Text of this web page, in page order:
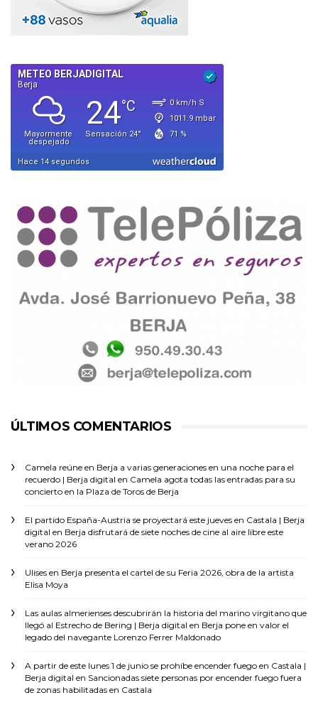
ÚLTIMOS COMENTARIOS
Camela reúne en Berja a varias generaciones en una noche para el
recuerdo | Berja digital en Camela agota todas las entradas para su
concierto en la Plaza de Toros de Berja
El partido España-Austria se proyectará este jueves en Castala | Berja
digital en Berja disfrutará de siete noches de cine al aire libre este
verano 2026
Ulises en Berja presenta el cartel de su Feria 2026, obra de la artista
Elisa Moya
Las aulas almerienses descubrirán la historia del marino virgitano que
llegó al Estrecho de Bering | Berja digital en Berja pone en valor el
legado del navegante Lorenzo Ferrer Maldonado
A partir de este lunes 1 de junio se prohíbe encender fuego en Castala |
Berja digital en Sancionadas siete personas por encender fuego fuera
de zonas habilitadas en Castala